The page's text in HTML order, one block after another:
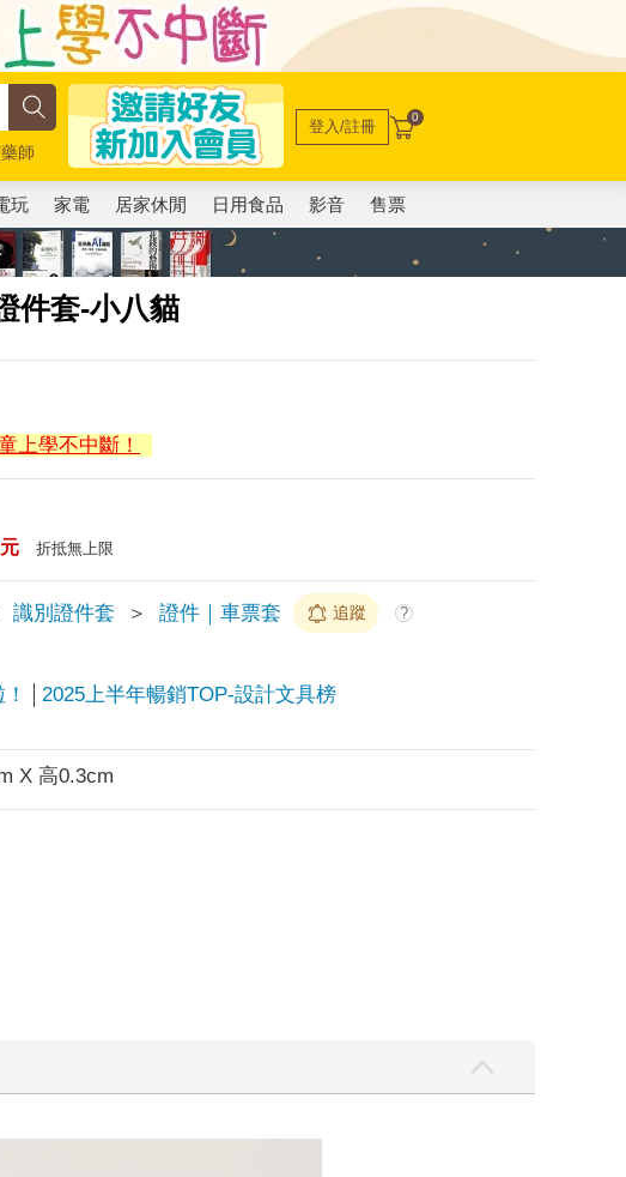
師
登入/註冊 0
玩 家電 居家休閒 日用食品 影音 售票
件套-小八貓
上學不中斷！
折抵無上限
識別證件套 ＞ 證件｜車票套 追蹤 ?
2025上半年暢銷TOP-設計文具榜
X 高0.3cm